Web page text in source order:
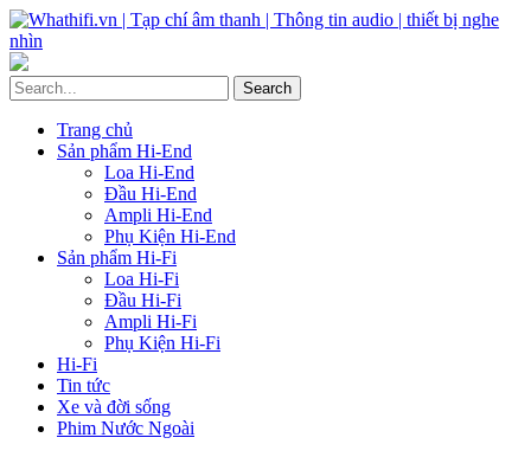
Trang chủ
Sản phẩm Hi-End
Loa Hi-End
Đầu Hi-End
Ampli Hi-End
Phụ Kiện Hi-End
Sản phẩm Hi-Fi
Loa Hi-Fi
Đầu Hi-Fi
Ampli Hi-Fi
Phụ Kiện Hi-Fi
Hi-Fi
Tin tức
Xe và đời sống
Phim Nước Ngoài